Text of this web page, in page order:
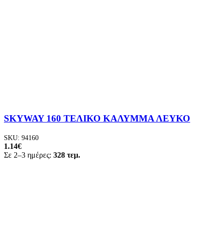
SKYWAY 160 ΤΕΛΙΚΟ ΚΑΛΥΜΜΑ ΛΕΥΚΟ
SKU: 94160
1.14€
Σε 2–3 ημέρες: 328 τεμ.